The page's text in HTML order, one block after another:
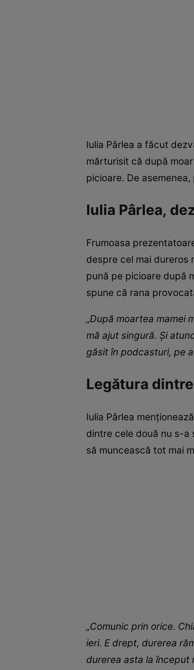
Iulia Pârlea a făcut
mărturisit că după
picioare. De
Iulia Pârlea,
Frumoasa
despre cel mai dureros
pună pe picioare după
spune că rana
„După moartea mamei
mă ajut singură. Și
găsit în podcasturi, pe
Legătura
Iulia Pârlea
dintre cele două nu s-
să muncească tot mai
„Comunic prin orice.
ieri. E drept, durerea
durerea asta la început